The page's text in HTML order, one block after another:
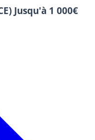
Jusqu'à 1 000€